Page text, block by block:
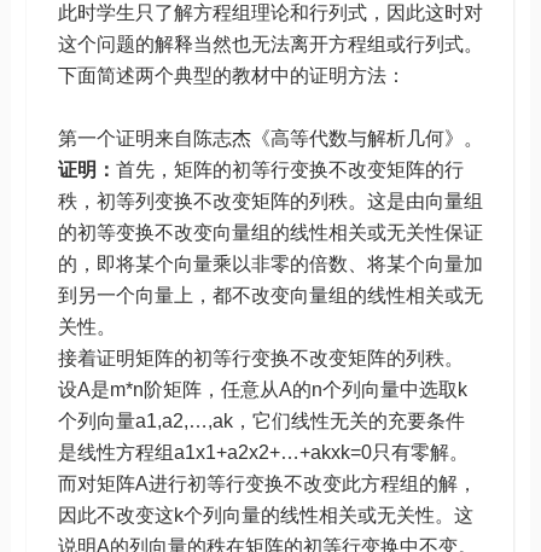
此时学生只了解方程组理论和行列式，因此这时对
这个问题的解释当然也无法离开方程组或行列式。
下面简述两个典型的教材中的证明方法：
第一个证明来自陈志杰《高等代数与解析几何》。
证明： 首先，矩阵的初等行变换不改变矩阵的行
秩，初等列变换不改变矩阵的列秩。这是由向量组
的初等变换不改变向量组的线性相关或无关性保证
的，即将某个向量乘以非零的倍数、将某个向量加
到另一个向量上，都不改变向量组的线性相关或无
关性。
接着证明矩阵的初等行变换不改变矩阵的列秩。
设A是m*n阶矩阵，任意从A的n个列向量中选取k
个列向量a1,a2,…,ak，它们线性无关的充要条件
是线性方程组a1x1+a2x2+…+akxk=0只有零解。
而对矩阵A进行初等行变换不改变此方程组的解，
因此不改变这k个列向量的线性相关或无关性。这
说明A的列向量的秩在矩阵的初等行变换中不变。